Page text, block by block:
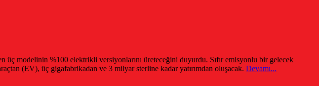
üç modelinin %100 elektrikli versiyonlarını üreteceğini duyurdu. Sıfır emisyonlu bir gelecek
(EV), üç gigafabrikadan ve 3 milyar sterline kadar yatırımdan oluşacak. Devamı...